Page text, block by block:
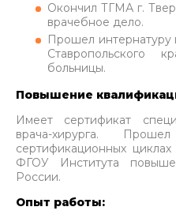
Окончил ТГМА г.
врачебное дело.
Прошел интернатуру
Ставропольского
больницы.
Повышение
Имеет сертификат
врача-хирурга.
сертификационных
ФГОУ Института
России.
Опыт работы: